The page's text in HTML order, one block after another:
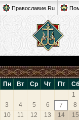
Православие.Ru
Пн Вт Ср Чт Пт Сб
1
3
4 5 6 7 8
10
11 12 13 14 15